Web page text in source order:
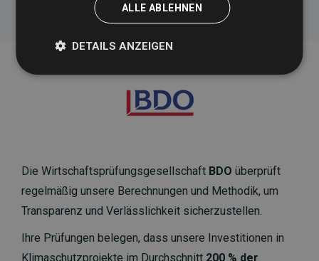
Die Wirtschaftsprüfungsgesellschaft BDO überprüft
regelmäßig unsere Berechnungen und Methodik, um
Transparenz und Verlässlichkeit sicherzustellen.
Ihre Prüfungen belegen, dass unsere Investitionen in
Klimaschutzprojekte im Durchschnitt 200 % der
ALLE ABLEHNEN
DETAILS ANZEIGEN